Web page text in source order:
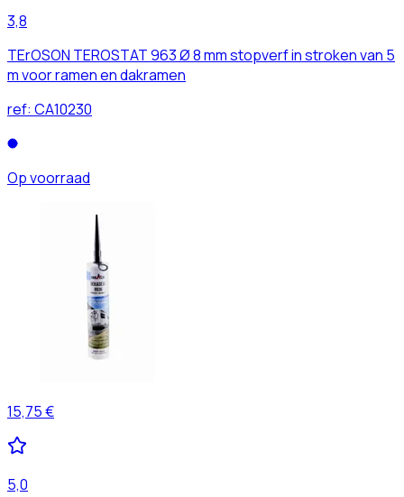
3,8
TErOSON TEROSTAT 963 Ø 8 mm stopverf in stroken van 5
m voor ramen en dakramen
ref: CA10230
Op voorraad
15,75 €
5,0